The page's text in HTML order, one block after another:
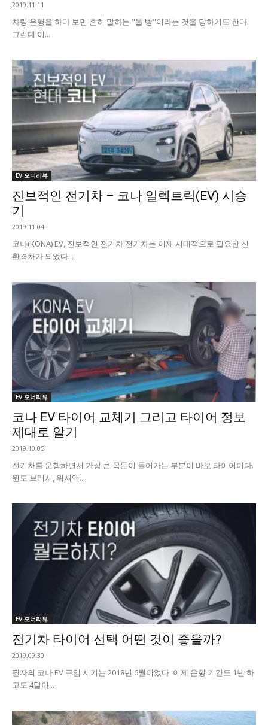
2019.11.11
차량 운행을 하다 보면 흔히 말하는 "돌 빵"이라는 것을 당하기도 한다.
그런데 이...
EV 오너리뷰
진보적인 전기차 – 코나 일렉트릭(EV) 시승
기
2019.11.04
코나(KONA) EV, 진보적인 전기차 전기차는 이제 시대적으로 필요한 친
환경차가 되었다...
EV 오너리뷰
코나 EV 타이어 교체기 그리고 타이어 정보
제대로 알기
2019.10.05
전기차를 운행하면서 가장 큰 목돈이 들어가는 부분이 바로 타이어이다.
윈도 브러시, 워셔액...
EV 오너리뷰
전기차 타이어 선택 어떤 것이 좋을까?
2019.09.30
필자의 코나 EV 구입 시기는 2018년 6월이었다. 이제 운행 기간도 1년 하
고도 4달이...